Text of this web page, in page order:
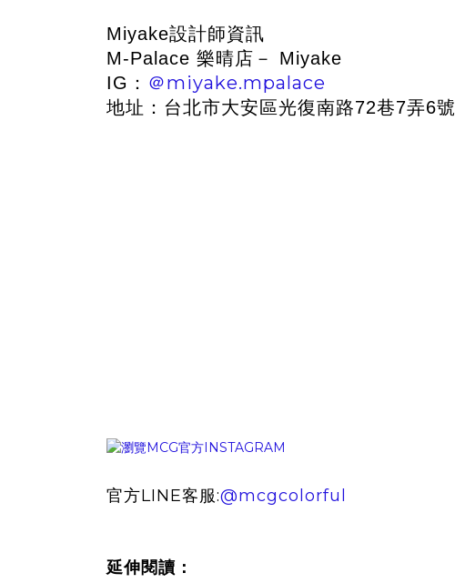
Miyake設計師資訊
M-Palace 樂晴店－ Miyake
IG： ＠miyake.mpalace
地址：台北市大安區光復南路72巷7弄6號
官方LINE客服:@mcgcolorful
延伸閱讀：